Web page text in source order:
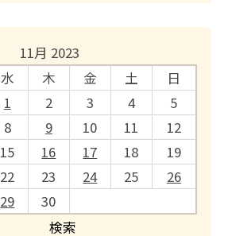
11月 2023
水 木 金 土
日
1
2 3 4
5
8 9 10 11
12
15 16 17 18
19
22 23 24 25
26
29
30